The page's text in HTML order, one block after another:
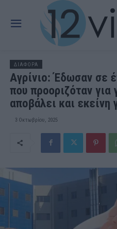
ΔΙΑΦΟΡΑ
Αγρίνιο: Έδωσαν σε
που προοριζόταν για
αποβάλει και
3 Οκτωβρίου, 2025